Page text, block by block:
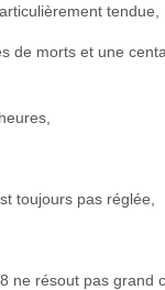
tendue,
de morts et une
toujours pas réglée,
ne résout pas grand